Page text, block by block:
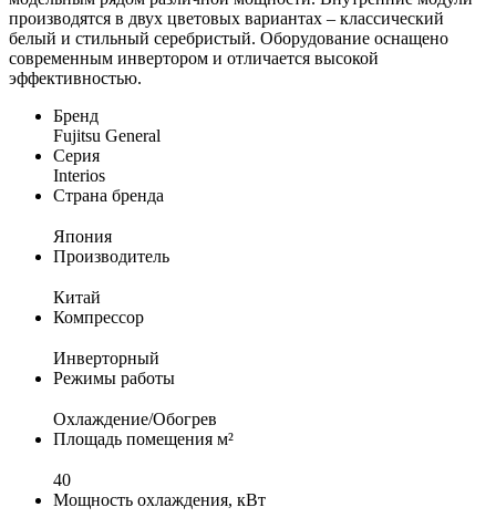
производятся в двух цветовых вариантах – классический
белый и стильный серебристый. Оборудование оснащено
современным инвертором и отличается высокой
эффективностью.
Бренд
Fujitsu General
Серия
Interios
Страна бренда
Япония
Производитель
Китай
Компрессор
Инверторный
Режимы работы
Охлаждение/Обогрев
Площадь помещения м²
40
Мощность охлаждения, кВт